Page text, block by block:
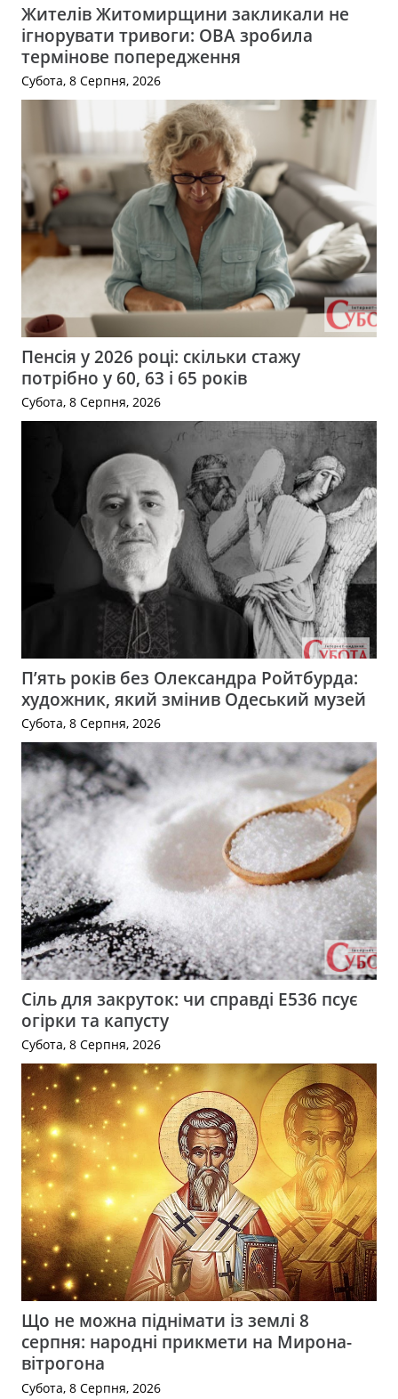
Жителів Житомирщини закликали не
ігнорувати тривоги: ОВА зробила
термінове попередження
Субота, 8 Серпня, 2026
Пенсія у 2026 році: скільки стажу
потрібно у 60, 63 і 65 років
Субота, 8 Серпня, 2026
П’ять років без Олександра Ройтбурда:
художник, який змінив Одеський музей
Субота, 8 Серпня, 2026
Сіль для закруток: чи справді Е536 псує
огірки та капусту
Субота, 8 Серпня, 2026
Що не можна піднімати із землі 8
серпня: народні прикмети на Мирона-
вітрогона
Субота, 8 Серпня, 2026